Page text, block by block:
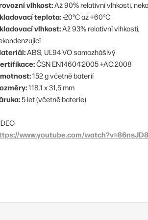
vlhkost:Až 90% relativní vlhkosti,
teplota:-20°C až +60°C
vlhkost:Až 93% relativní vlhkosti,
ABS, UL94 VO samozhášivý
ČSN EN14604:2005 +AC:2008
152 g včetně baterií
118.1 x 31,5 mm
5 let (včetně baterie)
www.youtube.com/